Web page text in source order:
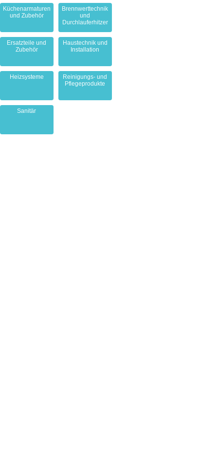
Küchenarmaturen
und Zubehör
Brennwerttechnik
und
Durchlauferhitzer
Ersatzteile und
Zubehör
Haustechnik und
Installation
Heizsysteme
Reinigungs- und
Pflegeprodukte
Sanitär